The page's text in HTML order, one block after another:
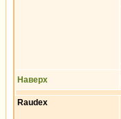
Наверх
Raudex